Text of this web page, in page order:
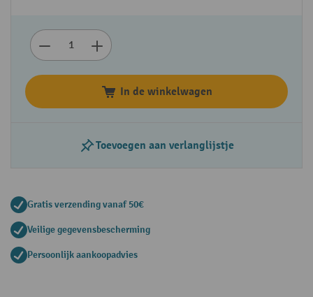
In de winkelwagen
Toevoegen aan verlanglijstje
Gratis verzending vanaf 50€
Veilige gegevensbescherming
Persoonlijk aankoopadvies